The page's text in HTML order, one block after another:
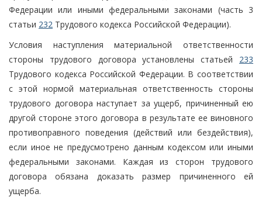
Федерации или иными федеральными законами (часть 3
статьи 232 Трудового кодекса Российской Федерации).
Условия наступления материальной ответственности
стороны трудового договора установлены статьей 233
Трудового кодекса Российской Федерации. В соответствии
с этой нормой материальная ответственность стороны
трудового договора наступает за ущерб, причиненный ею
другой стороне этого договора в результате ее виновного
противоправного поведения (действий или бездействия),
если иное не предусмотрено данным кодексом или иными
федеральными законами. Каждая из сторон трудового
договора обязана доказать размер причиненного ей
ущерба.